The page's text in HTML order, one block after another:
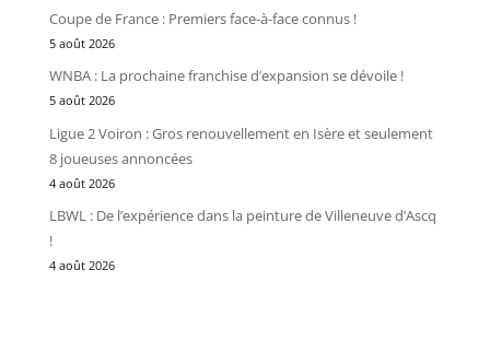
Coupe de France : Premiers face-à-face connus !
5 août 2026
WNBA : La prochaine franchise d’expansion se dévoile !
5 août 2026
Ligue 2 Voiron : Gros renouvellement en Isère et seulement
8 joueuses annoncées
4 août 2026
LBWL : De l’expérience dans la peinture de Villeneuve d’Ascq
!
4 août 2026